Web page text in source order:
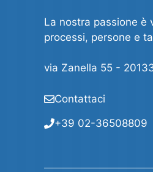
La nostra passione è
processi, persone e
via Zanella 55 -
Contattaci
+39 02-36508809